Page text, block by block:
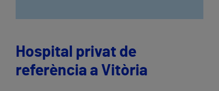
Hospital privat de
referència a Vitòria